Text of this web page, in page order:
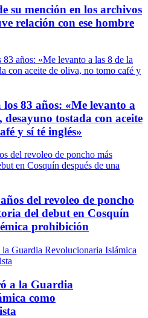
su mención en los archivos
relación con ese hombre
83 años: «Me levanto a
tostada con aceite
y sí té inglés»
del revoleo de poncho
del debut en Cosquín
prohibición
a la Guardia
como